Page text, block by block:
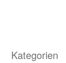
Kategorien